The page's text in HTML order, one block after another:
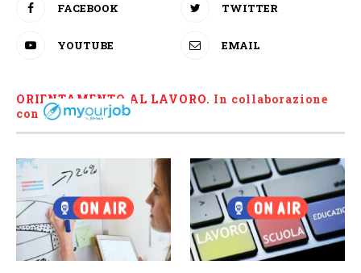
FACEBOOK TWITTER
YOUTUBE EMAIL
ORIENTAMENTO AL LAVORO. In collaborazione
con